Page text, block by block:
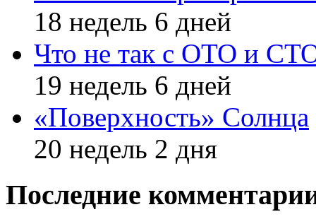
18 недель 6 дней
Что не так с ОТО и
19 недель 6 дней
«Поверхность» Солнца
20 недель 2 дня
Последние